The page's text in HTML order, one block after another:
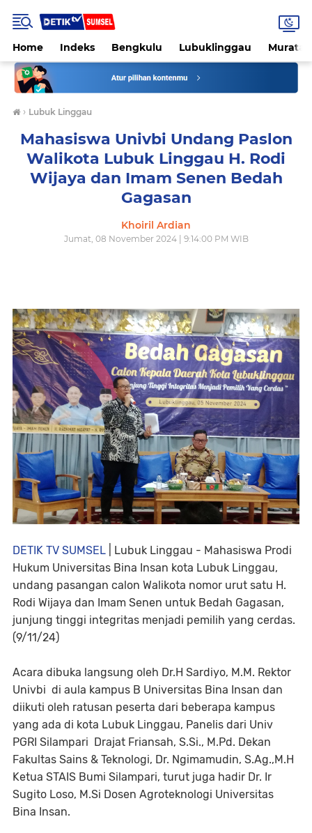
Home Indeks Bengkulu Lubuklinggau
› Lubuk Linggau
Mahasiswa Univbi Undang Paslon
Walikota Lubuk Linggau H. Rodi
Wijaya dan Imam Senen Bedah
Gagasan
Khoiril Ardian
Jumat, 08 November 2024 | 9:14:00 PM WIB
DETIK TV SUMSEL | Lubuk Linggau - Mahasiswa Prodi
Hukum Universitas Bina Insan kota Lubuk Linggau,
undang pasangan calon Walikota nomor urut satu H.
Rodi Wijaya dan Imam Senen untuk Bedah Gagasan,
junjung tinggi integritas menjadi pemilih yang cerdas.
(9/11/24)
Acara dibuka langsung oleh Dr.H Sardiyo, M.M. Rektor
Univbi di aula kampus B Universitas Bina Insan dan
diikuti oleh ratusan peserta dari beberapa kampus
yang ada di kota Lubuk Linggau, Panelis dari Univ
PGRI Silampari Drajat Friansah, S.Si., M.Pd. Dekan
Fakultas Sains & Teknologi, Dr. Ngimamudin, S.Ag.,M.H
Ketua STAIS Bumi Silampari, turut juga hadir Dr. Ir
Sugito Loso, M.Si Dosen Agroteknologi Universitas
Bina Insan.